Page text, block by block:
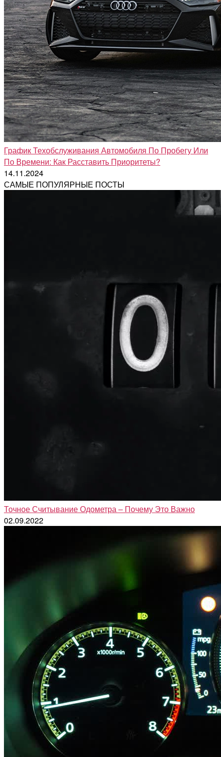
График Техобслуживания Автомобиля По Пробегу Или
По Времени: Как Расставить Приоритеты?
14.11.2024
САМЫЕ ПОПУЛЯРНЫЕ ПОСТЫ
Точное Считывание Одометра – Почему Это Важно
02.09.2022